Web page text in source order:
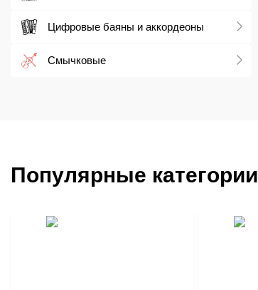
Цифровые баяны и аккордеоны
Смычковые
Популярные категории